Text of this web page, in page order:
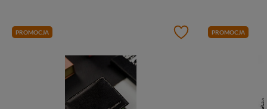
PROMOCJA PROMOCJA